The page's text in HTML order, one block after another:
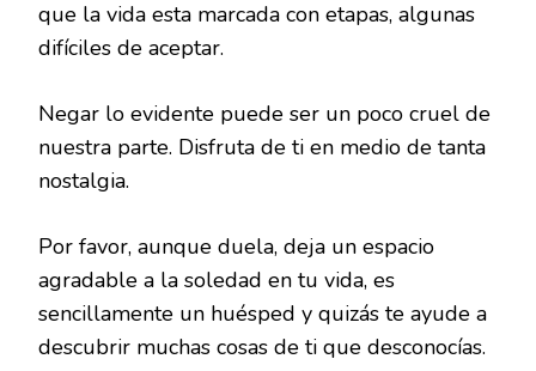
que la vida esta marcada con etapas, algunas
difíciles de aceptar.
Negar lo evidente puede ser un poco cruel de
nuestra parte. Disfruta de ti en medio de tanta
nostalgia.
Por favor, aunque duela, deja un espacio
agradable a la soledad en tu vida, es
sencillamente un huésped y quizás te ayude a
descubrir muchas cosas de ti que desconocías.